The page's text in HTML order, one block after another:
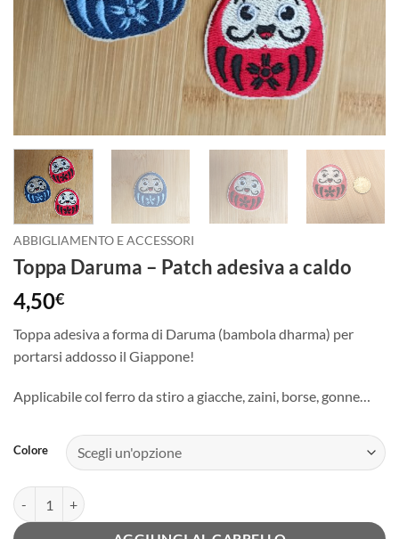
ABBIGLIAMENTO E ACCESSORI
Toppa Daruma – Patch adesiva a caldo
4,50€
Toppa adesiva a forma di Daruma (bambola dharma) per
portarsi addosso il Giappone!
Applicabile col ferro da stiro a giacche, zaini, borse, gonne…
Colore
Toppa Daruma - Patch adesiva a caldo quantità